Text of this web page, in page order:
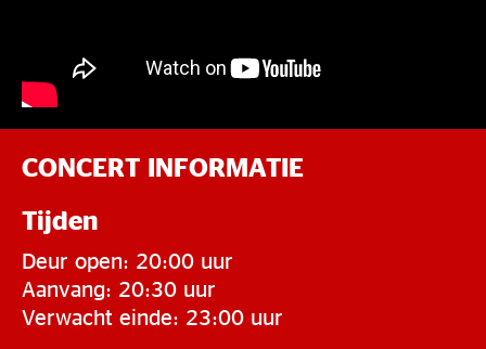
CONCERT INFORMATIE
Tijden
Deur open: 20:00 uur
Aanvang: 20:30 uur
Verwacht einde: 23:00 uur